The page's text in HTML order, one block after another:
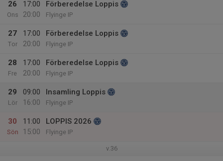
26
Ons
17:00
20:00
Förberedelse Loppis
Flyinge IP
27
Tor
17:00
20:00
Förberedelse Loppis
Flyinge IP
28
Fre
17:00
20:00
Förberedelse Loppis
Flyinge IP
29
Lör
09:00
16:00
Insamling Loppis
Flyinge IP
30
Sön
11:00
15:00
LOPPIS 2026
Flyinge IP
v.36